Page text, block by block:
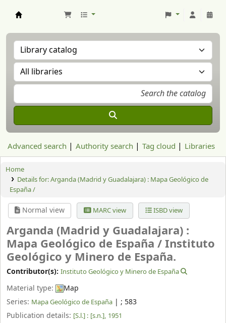
Advanced search Authority search Tag cloud Libraries
Home
Details for:Arganda (Madrid y Guadalajara) : Mapa Geológico de
España /
Normal view MARC view ISBD view
Arganda (Madrid y Guadalajara) :
Mapa Geológico de España /Instituto
Geológico y Minero de España.
Contributor(s): Instituto Geológico y Minero de España
Material type:
Map
Series: Mapa Geológico de España | ; 583
Publication details: [S.l.] : [s.n.], 1951